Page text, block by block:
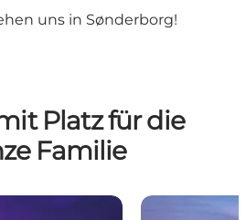
uns in Sønderborg!
Platz für die
Familie
Center Parcs